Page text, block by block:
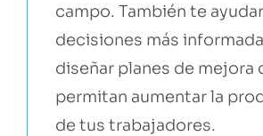
campo. También te
decisiones más
diseñar planes de mejora
permitan aumentar la
de tus trabajadores.